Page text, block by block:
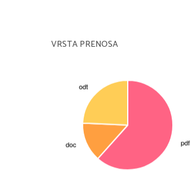
VRSTA PRENOSA